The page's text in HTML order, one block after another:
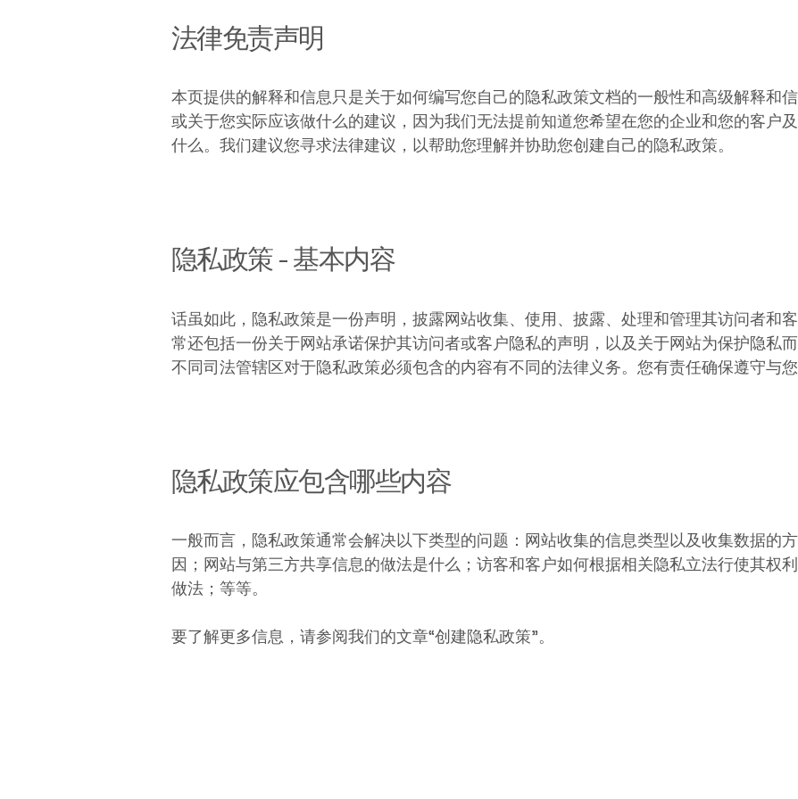
法律免责声明
本页提供的解释和信息只是关于如何编写您自己的隐私政策文档的一般性和高级解释和
或关于您实际应该做什么的建议，因为我们无法提前知道您希望在您的企业和您的客户
什么。我们建议您寻求法律建议，以帮助您理解并协助您创建自己的隐私政策。
隐私政策 - 基本内容
话虽如此，隐私政策是一份声明，披露网站收集、使用、披露、处理和管理其访问者和
常还包括一份关于网站承诺保护其访问者或客户隐私的声明，以及关于网站为保护隐私而
不同司法管辖区对于隐私政策必须包含的内容有不同的法律义务。您有责任确保遵守与
隐私政策应包含哪些内容
一般而言，隐私政策通常会解决以下类型的问题：网站收集的信息类型以及收集数据的
因；网站与第三方共享信息的做法是什么；访客和客户如何根据相关隐私立法行使其权
做法；等等。
要了解更多信息，请参阅我们的文章“创建隐私政策”。